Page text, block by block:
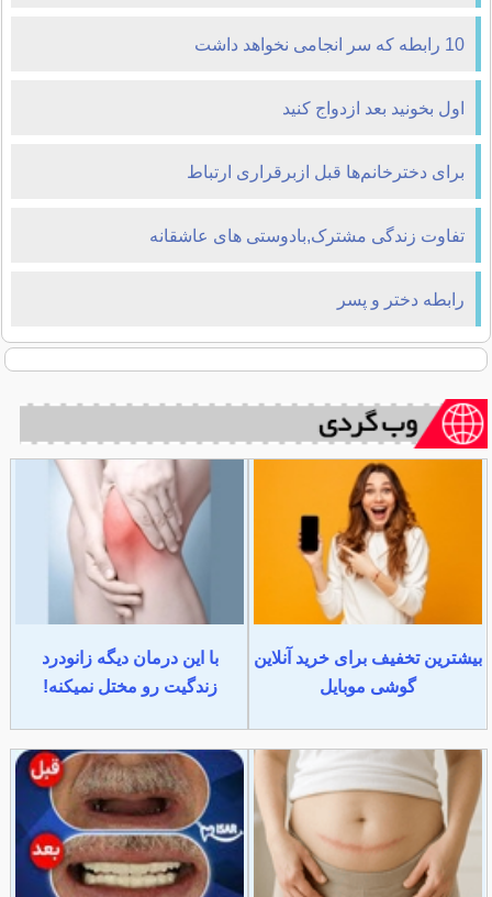
10 رابطه که سر انجامی نخواهد داشت
اول بخونيد بعد ازدواج کنيد
برای دخترخانم‌ها قبل ازبرقراری ارتباط
تفاوت زندگی مشترک,بادوستی های عاشقانه
رابطه دختر و پسر
بیشترین تخفیف برای خرید آنلاین
گوشی موبایل
با این درمان دیگه زانودرد
زندگیت رو مختل نمیکنه!